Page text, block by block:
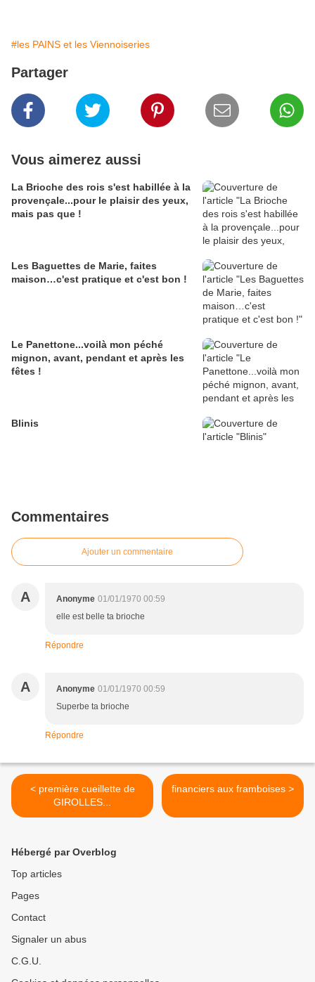
#les PAINS et les Viennoiseries
Partager
Vous aimerez aussi
La Brioche des rois s'est habillée à la
provençale...pour le plaisir des yeux,
mais pas que !
Les Baguettes de Marie, faites
maison…c'est pratique et c'est bon !
Le Panettone...voilà mon péché
mignon, avant, pendant et après les
fêtes !
Blinis
Commentaires
Ajouter un commentaire
A Anonyme 01/01/1970 00:59
elle est belle ta brioche
Répondre
A Anonyme 01/01/1970 00:59
Superbe ta brioche
Répondre
< première cueillette de
GIROLLES...
financiers aux framboises >
Hébergé par Overblog
Top articles
Pages
Contact
Signaler un abus
C.G.U.